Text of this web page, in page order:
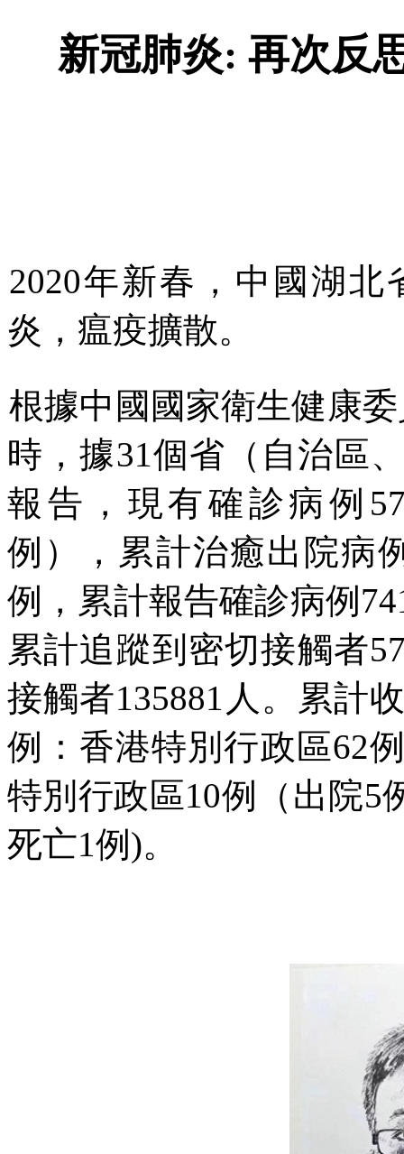
新冠肺炎: 再次反
2020年新春，中國湖北
炎，瘟疫擴散。
根據中國國家衛生健康
時，據31個省（自治區
報告，現有確診病例
例），累計治癒出院病
例，累計報告確診病例
累計追蹤到密切接觸者
接觸者135881 人。累計
例：香港特別行政區62
特別行政區10例（出院5
死亡1例 )。